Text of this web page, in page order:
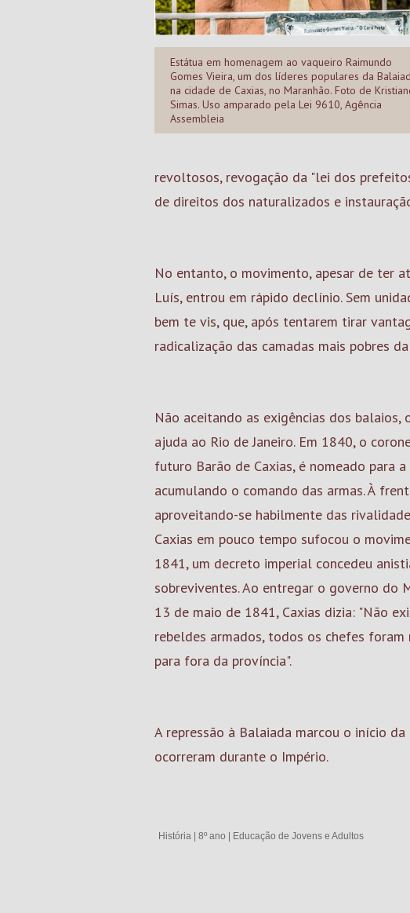
Estátua em homenagem ao vaqueiro Raimundo
Gomes Vieira, um dos líderes populares da
na cidade de Caxias, no Maranhão. Foto de
Simas. Uso amparado pela Lei 9610, Agência
Assembleia
revoltosos, revogação da "lei dos
de direitos dos naturalizados e
No entanto, o movimento, apesar de ter
Luís, entrou em rápido declínio. Sem
bem te vis, que, após tentarem tirar
radicalização das camadas mais pobres
Não aceitando as exigências dos
ajuda ao Rio de Janeiro. Em 1840, o
futuro Barão de Caxias, é nomeado para
acumulando o comando das armas. À
aproveitando-se habilmente das
Caxias em pouco tempo sufocou o
1841, um decreto imperial concedeu
sobreviventes. Ao entregar o governo do
13 de maio de 1841, Caxias dizia: "Não
rebeldes armados, todos os chefes
para fora da província".
A repressão à Balaiada marcou o início
ocorreram durante o Império.
História 8º ano Educação de Jovens e Adultos